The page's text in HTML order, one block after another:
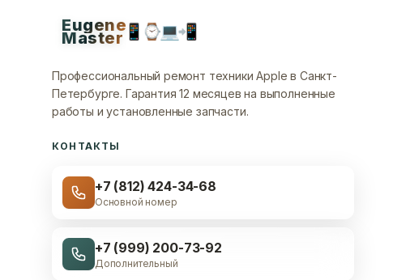
Eugene
Master📱 ⌚💻📲
Профессиональный ремонт техники Apple в Санкт-
Петербурге. Гарантия 12 месяцев на выполненные
работы и установленные запчасти.
КОНТАКТЫ
+7 (812) 424-34-68
Основной номер
+7 (999) 200-73-92
Дополнительный